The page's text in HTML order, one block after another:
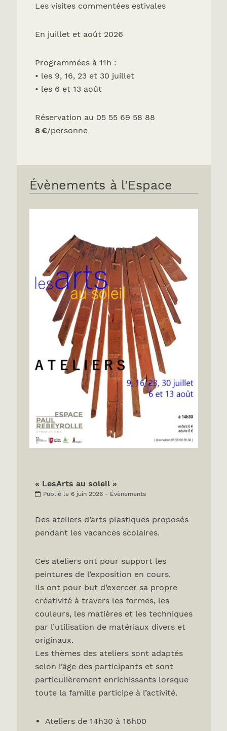
Les visites commentées estivales
En juillet et août 2026
Programmées à 11h :
• les 9, 16, 23 et 30 juillet
• les 6 et 13 août
Réservation au 05 55 69 58 88
8 €/personne
Évènements à l'Espace
« LesArts au soleil »
Publié le 6 juin 2026 - Évènements
Des ateliers d’arts plastiques proposés
pendant les vacances scolaires.
Ces ateliers ont pour support les
peintures de l’exposition en cours.
Ils ont pour but d’exercer sa propre
créativité à travers les formes, les
couleurs, les matières et les techniques
par l’utilisation de matériaux divers et
originaux.
Les thèmes des ateliers sont adaptés
selon l’âge des participants et sont
particulièrement enrichissants lorsque
toute la famille participe à l’activité.
Ateliers de 14h30 à 16h00